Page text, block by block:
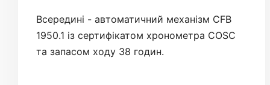
Всередині - автоматичний механізм CFB
1950.1 із сертифікатом хронометра COSC
та запасом ходу 38 годин.